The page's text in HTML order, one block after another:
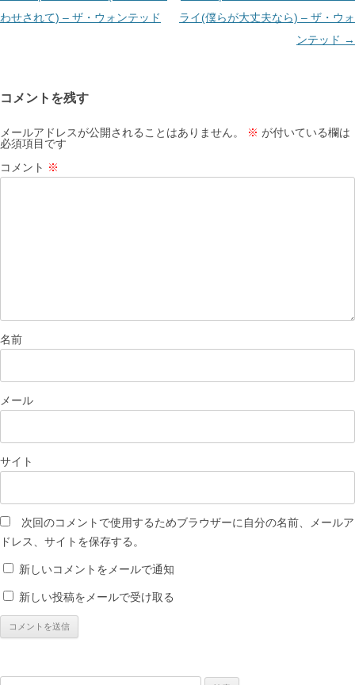
ナ
シ
ョ
ン
わせされて) – ザ・ウォンテッド
ライ(僕らが大丈夫なら) – ザ・ウォ
ンテッド →
コメントを残す
メールアドレスが公開されることはありません。 ※ が付いている欄は
必須項目です
コメント ※
名前
メール
サイト
次回のコメントで使用するためブラウザーに自分の名前、メールア
ドレス、サイトを保存する。
新しいコメントをメールで通知
新しい投稿をメールで受け取る